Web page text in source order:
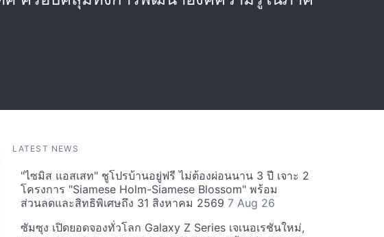
LATEST NEWS
"ไซมิส แอสเสท" ชูโปรบ้านอยู่ฟรี ไม่ต้องผ่อนนาน 3 ปี เจาะ 2
โครงการ "Siamese Holm-Siamese Blossom" พร้อม
ส่วนลดและสิทธิพิเศษถึง 31 สิงหาคม 2569 7 Aug 26
ซัมซุง เปิดยอดจองทั่วโลก Galaxy Z Series เจเนอเรชันใหม่,